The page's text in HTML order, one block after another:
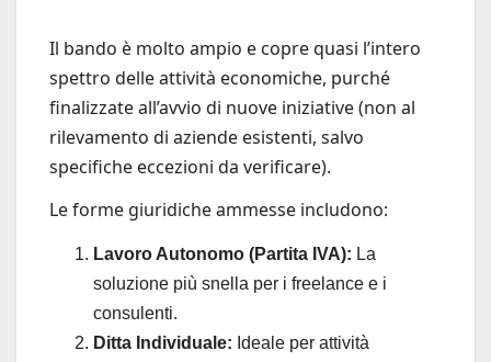
Il bando è molto ampio e copre quasi l’intero
spettro delle attività economiche, purché
finalizzate all’avvio di nuove iniziative (non al
rilevamento di aziende esistenti, salvo
specifiche eccezioni da verificare).
Le forme giuridiche ammesse includono:
Lavoro Autonomo (Partita IVA): La
soluzione più snella per i freelance e i
consulenti.
Ditta Individuale: Ideale per attività